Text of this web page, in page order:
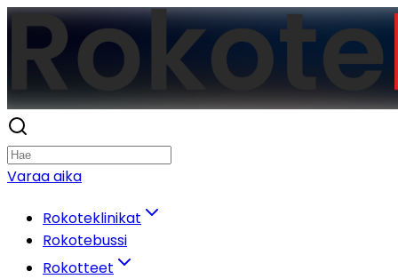
Varaa aika
Rokoteklinikat
Rokotebussi
Rokotteet